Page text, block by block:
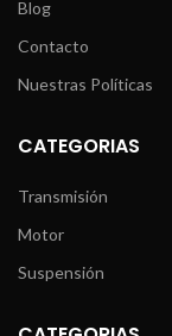
Blog
Contacto
Nuestras Políticas
CATEGORIAS
Transmisión
Motor
Suspensión